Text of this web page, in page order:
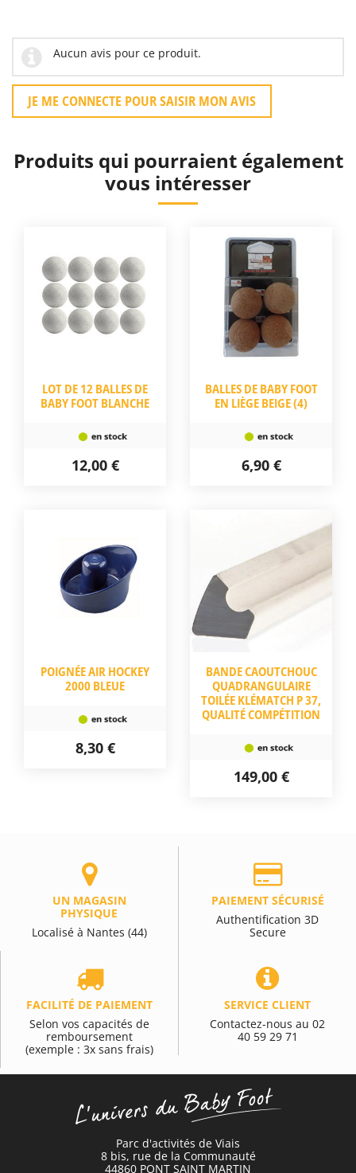
Aucun avis pour ce produit.
JE ME CONNECTE POUR SAISIR MON AVIS
Produits qui pourraient également
vous intéresser
LOT DE 12 BALLES DE
BABY FOOT BLANCHE
12,00 €
BALLES DE BABY FOOT
EN LIÈGE BEIGE (4)
6,90 €
POIGNÉE AIR HOCKEY
2000 BLEUE
8,30 €
BANDE CAOUTCHOUC
QUADRANGULAIRE
TOILÉE KLÉMATCH P 37,
QUALITÉ COMPÉTITION
149,00 €
UN MAGASIN
PHYSIQUE
Localisé à Nantes (44)
PAIEMENT SÉCURISÉ
Authentification 3D
Secure
FACILITÉ DE PAIEMENT
Selon vos capacités de
remboursement
(exemple : 3x sans frais)
SERVICE CLIENT
Contactez-nous au 02
40 59 29 71
Parc d'activités de Viais
8 bis, rue de la Communauté
44860 PONT SAINT MARTIN